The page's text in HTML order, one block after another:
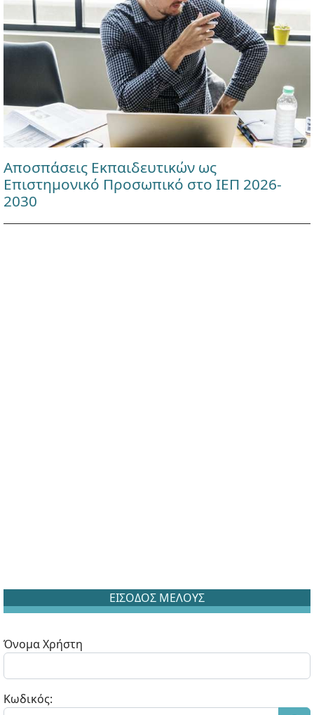
Αποσπάσεις Εκπαιδευτικών ως
Επιστημονικό Προσωπικό στο ΙΕΠ 2026-
2030
ΕΙΣΟΔΟΣ ΜΕΛΟΥΣ
Όνομα Χρήστη
Κωδικός: